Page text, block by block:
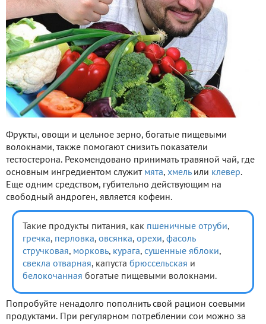
Фрукты, овощи и цельное зерно, богатые пищевыми
волокнами, также помогают снизить показатели
тестостерона. Рекомендовано принимать травяной чай, где
основным ингредиентом служит мята, хмельили клевер.
Еще одним средством, губительно действующим на
свободный андроген, является кофеин.
Такие продукты питания, как пшеничные отруби,
гречка, перловка, овсянка, орехи, фасоль
стручковая, морковь, курага, сушенные яблоки,
свекла отварная, капуста брюссельская и
белокочанная богатые пищевыми волокнами.
Попробуйте ненадолго пополнить свой рацион соевыми
продуктами. При регулярном потреблении сои можно за